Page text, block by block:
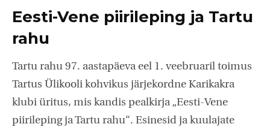
Eesti-Vene piirileping ja Tartu
rahu
Tartu rahu 97. aastapäeva eel 1. veebruaril toimus
Tartus Ülikooli kohvikus järjekordne Karikakra
klubi üritus, mis kandis pealkirja „Eesti-Vene
piirileping ja Tartu rahu“. Esinesid ja kuulajate